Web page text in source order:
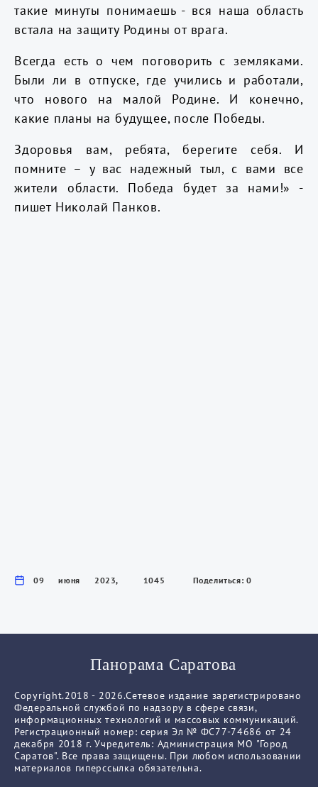
такие минуты понимаешь - вся наша область
встала на защиту Родины от врага.
Всегда есть о чем поговорить с земляками.
Были ли в отпуске, где учились и работали,
что нового на малой Родине. И конечно,
какие планы на будущее, после Победы.
Здоровья вам, ребята, берегите себя. И
помните – у вас надежный тыл, с вами все
жители области. Победа будет за нами!» -
пишет Николай Панков.
09 июня 2023,
1045 Поделиться: 0
Панорама Саратова
Copyright.2018 - 2026.Сетевое издание зарегистрировано
Федеральной службой по надзору в сфере связи,
информационных технологий и массовых коммуникаций.
Регистрационный номер: серия Эл № ФС77-74686 от 24
декабря 2018 г. Учредитель: Администрация МО "Город
Саратов". Все права защищены. При любом использовании
материалов гиперссылка обязательна.